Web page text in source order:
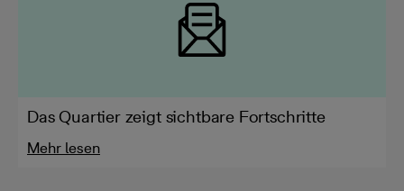
Das Quartier zeigt sichtbare Fortschritte
Mehr lesen